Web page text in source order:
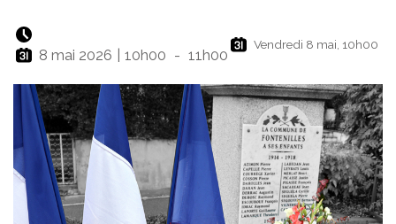
8 mai 2026 10h00 - 11h00
Vendredi 8 mai, 10h00